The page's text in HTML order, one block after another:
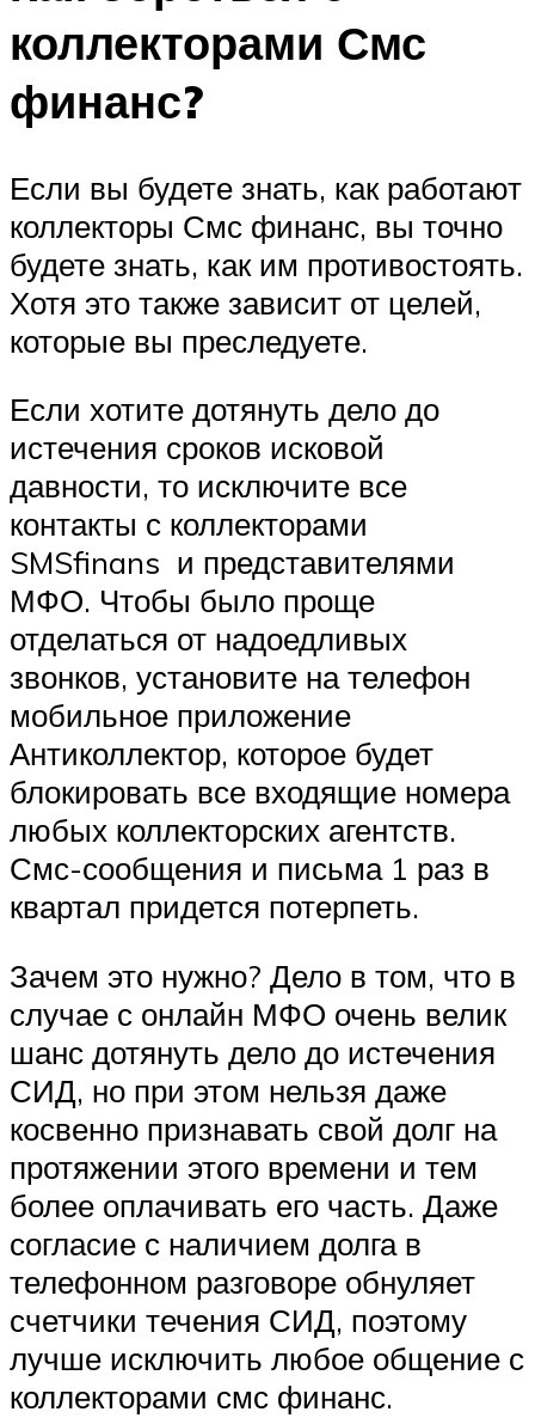
коллекторами Смс
финанс?
Если вы будете знать, как работают
коллекторы Смс финанс, вы точно
будете знать, как им противостоять.
Хотя это также зависит от целей,
которые вы преследуете.
Если хотите дотянуть дело до
истечения сроков исковой
давности, то исключите все
контакты с коллекторами
SMSfinans и представителями
МФО. Чтобы было проще
отделаться от надоедливых
звонков, установите на телефон
мобильное приложение
Антиколлектор, которое будет
блокировать все входящие номера
любых коллекторских агентств.
Смс-сообщения и письма 1 раз в
квартал придется потерпеть.
Зачем это нужно? Дело в том, что в
случае с онлайн МФО очень велик
шанс дотянуть дело до истечения
СИД, но при этом нельзя даже
косвенно признавать свой долг на
протяжении этого времени и тем
более оплачивать его часть. Даже
согласие с наличием долга в
телефонном разговоре обнуляет
счетчики течения СИД, поэтому
лучше исключить любое общение с
коллекторами смс финанс.